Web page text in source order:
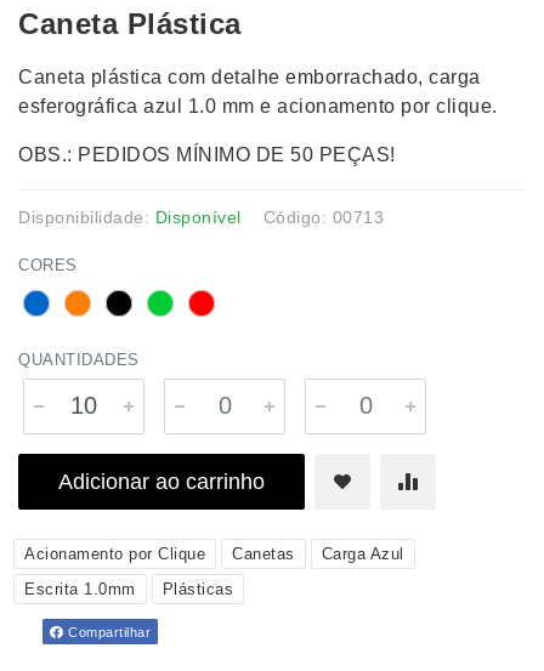
Caneta Plástica
Caneta plástica com detalhe emborrachado, carga
esferográfica azul 1.0 mm e acionamento por clique.
OBS.: PEDIDOS MÍNIMO DE 50 PEÇAS!
Disponibilidade: Disponível Código: 00713
CORES
QUANTIDADES
Adicionar ao carrinho
Acionamento por Clique Canetas
Carga Azul
Escrita 1.0mm
Plásticas
Compartilhar